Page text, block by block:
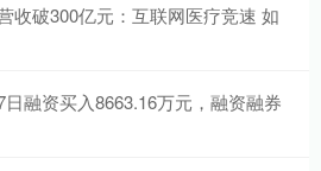
收破300亿元：互联网医疗竞速 如
融资买入8663.16万元，融资融券